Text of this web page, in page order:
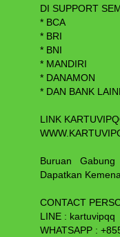
DI SUPPORT
* BCA
* BRI
* BNI
* MANDIRI
* DANAMON
* DAN BANK
LINK
Buruan
Dapatkan
CONTACT
LINE : kartuvipqq
WHATSAPP :